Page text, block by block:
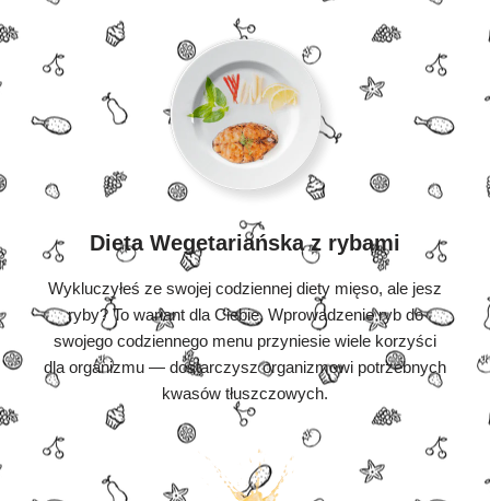
Dieta Wegetariańska z rybami
Wykluczyłeś ze swojej codziennej diety mięso, ale jesz
ryby? To wariant dla Ciebie. Wprowadzenie ryb do
swojego codziennego menu przyniesie wiele korzyści
dla organizmu — dostarczysz organizmowi potrzebnych
kwasów tłuszczowych.